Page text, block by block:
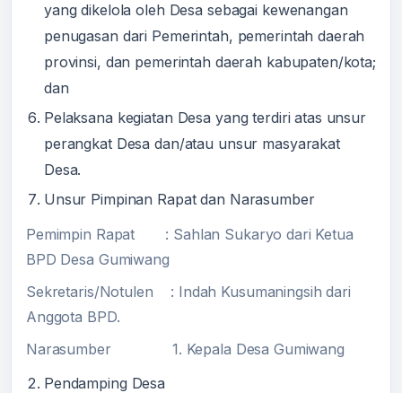
yang dikelola oleh Desa sebagai kewenangan
penugasan dari Pemerintah, pemerintah daerah
provinsi, dan pemerintah daerah kabupaten/kota;
dan
Pelaksana kegiatan Desa yang terdiri atas unsur
perangkat Desa dan/atau unsur masyarakat
Desa.
Unsur Pimpinan Rapat dan Narasumber
Pemimpin Rapat : Sahlan Sukaryo dari Ketua
BPD Desa Gumiwang
Sekretaris/Notulen : Indah Kusumaningsih dari
Anggota BPD.
Narasumber 1. Kepala Desa Gumiwang
Pendamping Desa